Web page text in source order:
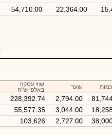
22,364.00
54,710.00
כמות שער
שווי עסקה
באלפי ש"ח
2,794.00
228,392.74
3,044.00
55,577.35
2,727.00
103,626